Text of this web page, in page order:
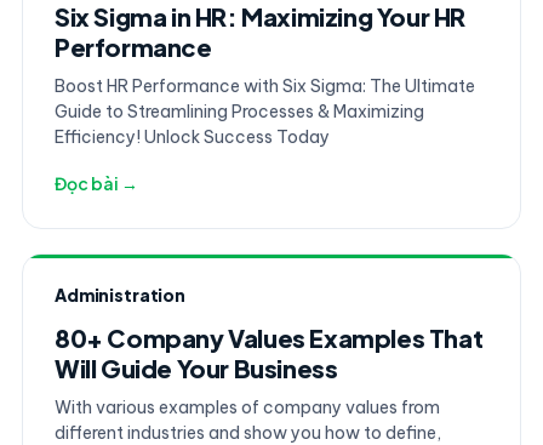
Six Sigma in HR: Maximizing Your HR
Performance
Boost HR Performance with Six Sigma: The Ultimate
Guide to Streamlining Processes & Maximizing
Efficiency! Unlock Success Today
Đọc bài →
Administration
80+ Company Values Examples That
Will Guide Your Business
With various examples of company values from
different industries and show you how to define,